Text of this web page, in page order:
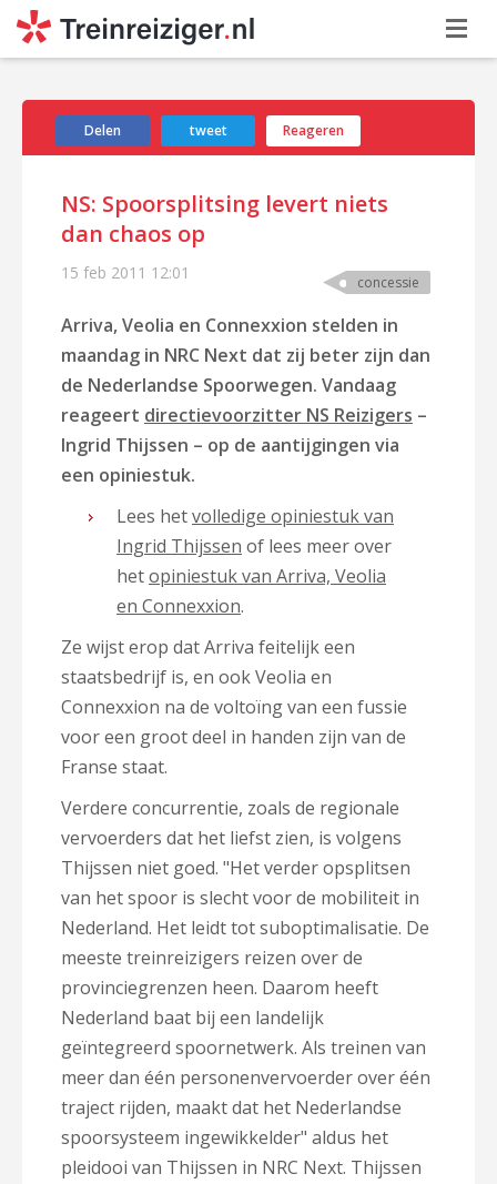
Delen tweet Reageren
NS: Spoorsplitsing levert niets
dan chaos op
15 feb 2011 12:01 concessie
Arriva, Veolia en Connexxion stelden in
maandag in NRC Next dat zij beter zijn dan
de Nederlandse Spoorwegen. Vandaag
reageert directievoorzitter NS Reizigers –
Ingrid Thijssen – op de aantijgingen via
een opiniestuk.
Lees hetvolledige opiniestuk van
Ingrid Thijssen of lees meer over
hetopiniestuk van Arriva, Veolia
en Connexxion.
Ze wijst erop dat Arriva feitelijk een
staatsbedrijf is, en ook Veolia en
Connexxion na de voltoïng van een fussie
voor een groot deel in handen zijn van de
Franse staat.
Verdere concurrentie, zoals de regionale
vervoerders dat het liefst zien, is volgens
Thijssen niet goed. "Het verder opsplitsen
van het spoor is slecht voor de mobiliteit in
Nederland. Het leidt tot suboptimalisatie. De
meeste treinreizigers reizen over de
provinciegrenzen heen. Daarom heeft
Nederland baat bij een landelijk
geïntegreerd spoornetwerk. Als treinen van
meer dan één personenvervoerder over één
traject rijden, maakt dat het Nederlandse
spoorsysteem ingewikkelder" aldus het
pleidooi van Thijssen in NRC Next. Thijssen